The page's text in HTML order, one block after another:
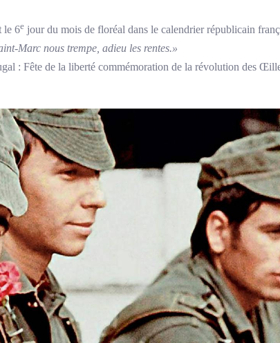
le 6e jour du mois de floréal dans le calendrier républicain
Marc nous trempe, adieu les rentes.»
: Fête de la liberté commémoration de la révolution des